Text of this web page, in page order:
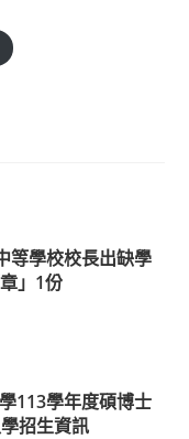
等學校校長出缺學
」1份
113學年度碩博士
招生資訊